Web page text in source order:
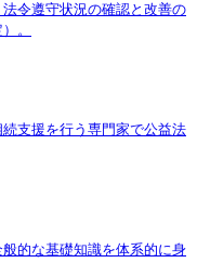
令遵守状況の確認と改善の
。
支援を行う専門家で公益法
的な基礎知識を体系的に身